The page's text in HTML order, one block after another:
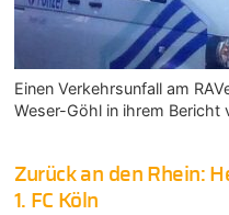
Einen Verkehrsunfall am
Weser-Göhl in ihrem Bericht
Zurück an den Rhein:
1. FC Köln